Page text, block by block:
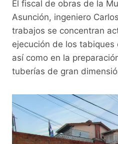
El fiscal de obras de la
Asunción, ingeniero
trabajos se concentran
ejecución de los
así como en la
tuberías de gran